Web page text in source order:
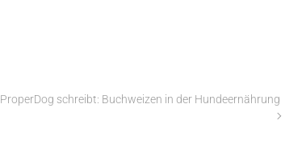
ProperDog schreibt: Buchweizen in der Hundeernährung